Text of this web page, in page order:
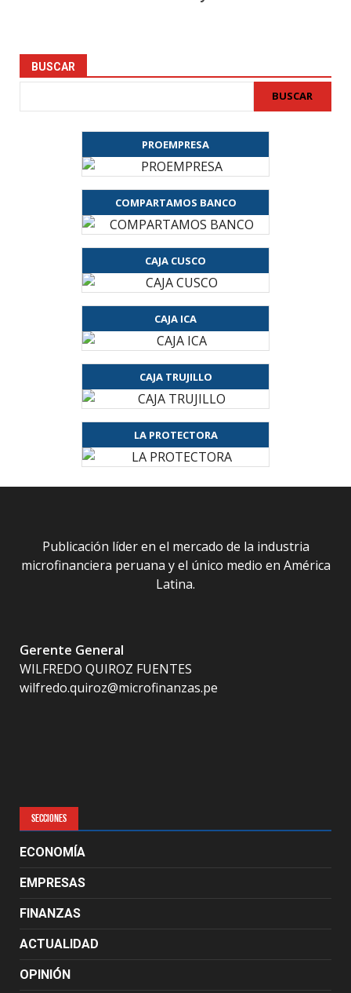
BUSCAR
BUSCAR
PROEMPRESA
COMPARTAMOS BANCO
CAJA CUSCO
CAJA ICA
CAJA TRUJILLO
LA PROTECTORA
Publicación líder en el mercado de la industria
microfinanciera peruana y el único medio en América
Latina.
Gerente General
WILFREDO QUIROZ FUENTES
wilfredo.quiroz@microfinanzas.pe
SECCIONES
ECONOMÍA
EMPRESAS
FINANZAS
ACTUALIDAD
OPINIÓN